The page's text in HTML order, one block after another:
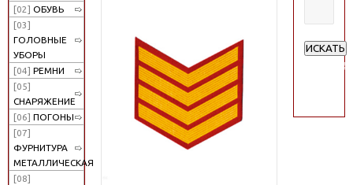
[02] ОБУВЬ
[03]
ГОЛОВНЫЕ
УБОРЫ
[04] РЕМНИ
[05]
СНАРЯЖЕНИЕ
[06] ПОГОНЫ
[07]
ФУРНИТУРА
МЕТАЛЛИЧЕСКАЯ
[08]
ИСКАТЬ